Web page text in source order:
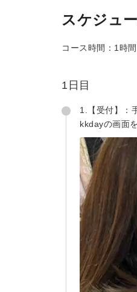
スケジュ
コース時間：1時間
1日目
1.【受付】：
kkdayの画面